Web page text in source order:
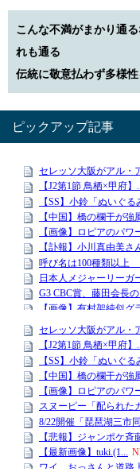
こんな不満がまかり通
れも通る
伝統に敬意払わず多様
ピックアップ記事